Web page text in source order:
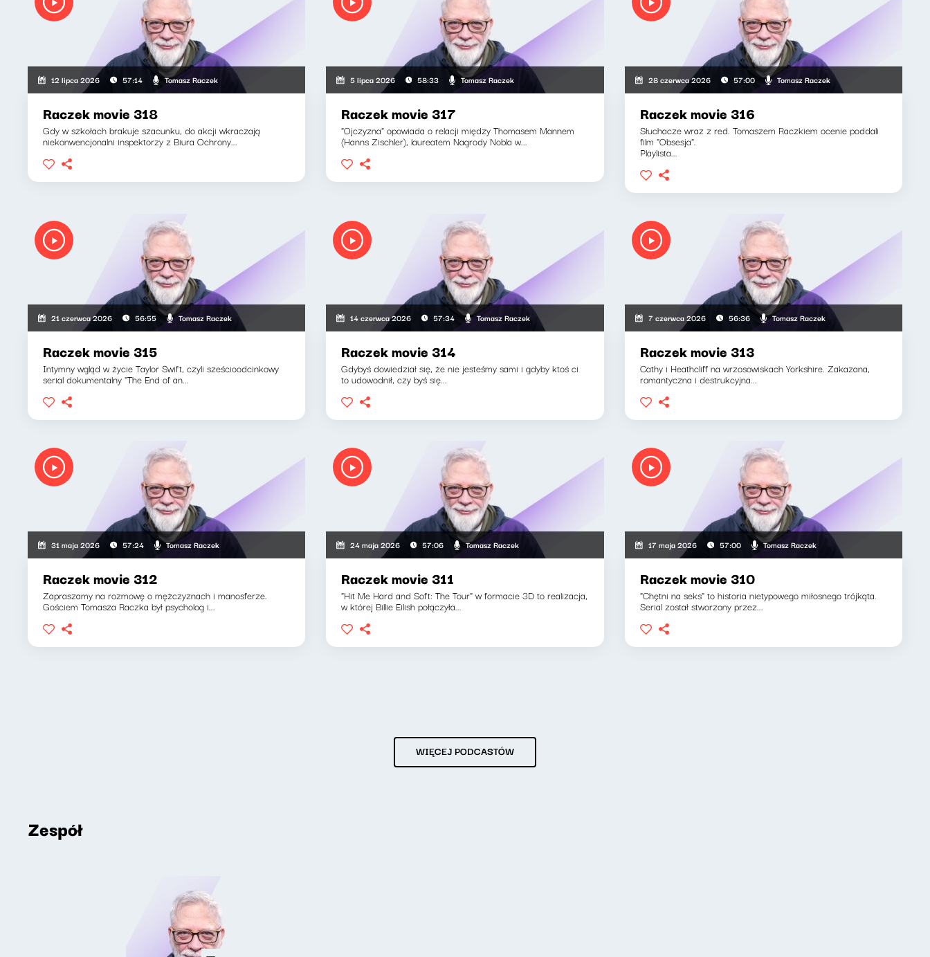
12 lipca 2026 57:14 Tomasz Raczek
Raczek movie 318
Gdy w szkołach brakuje szacunku, do akcji wkraczają
niekonwencjonalni inspektorzy z Biura Ochrony...
5 lipca 2026 58:33 Tomasz Raczek
Raczek movie 317
"Ojczyzna" opowiada o relacji między Thomasem Mannem
(Hanns Zischler), laureatem Nagrody Nobla w...
28 czerwca 2026 57:00 Tomasz Raczek
Raczek movie 316
Słuchacze wraz z red. Tomaszem Raczkiem ocenie poddali
film "Obsesja".
Playlista...
21 czerwca 2026 56:55 Tomasz Raczek
Raczek movie 315
Intymny wgląd w życie Taylor Swift, czyli sześcioodcinkowy
serial dokumentalny "The End of an...
14 czerwca 2026 57:34 Tomasz Raczek
Raczek movie 314
Gdybyś dowiedział się, że nie jesteśmy sami i gdyby ktoś ci
to udowodnił, czy byś się...
7 czerwca 2026 56:36 Tomasz Raczek
Raczek movie 313
Cathy i Heathcliff na wrzosowiskach Yorkshire. Zakazana,
romantyczna i destrukcyjna...
31 maja 2026 57:24 Tomasz Raczek
Raczek movie 312
Zapraszamy na rozmowę o mężczyznach i manosferze.
Gościem Tomasza Raczka był psycholog i...
24 maja 2026 57:06 Tomasz Raczek
Raczek movie 311
"Hit Me Hard and Soft: The Tour" w formacie 3D to realizacja,
w której Billie Eilish połączyła...
17 maja 2026 57:00 Tomasz Raczek
Raczek movie 310
"Chętni na seks" to historia nietypowego miłosnego trójkąta.
Serial został stworzony przez...
WIĘCEJ PODCASTÓW
Zespół